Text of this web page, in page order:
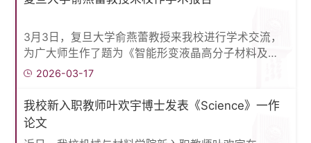
果同时获得大会“学生优秀论文旅行奖”，该奖项旨在
支持具有突出学术潜力的青...
3月3日，复旦大学俞燕蕾教授来我校进行学术交流，
为广大师生作了题为《智能形变液晶高分子材料及其
应用前景》的学术报告，北方工业大学党委副书记、
院长韩飞教授主持。报告中，俞燕蕾教授首先介绍了
软体机器的重要性及其在深海深空极端环境、智慧医
2026-03-17
我校新入职教师叶欢宇博士发表《Science》一作
论文